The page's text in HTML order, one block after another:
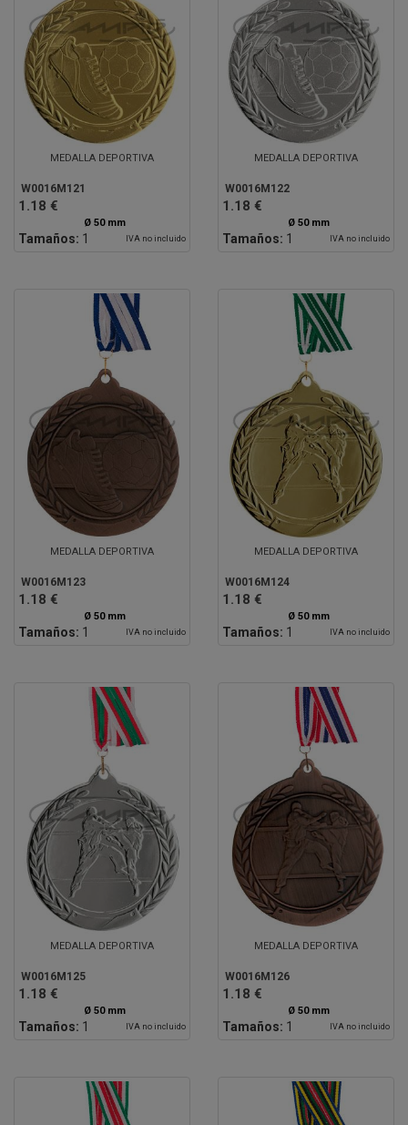
MEDALLA DEPORTIVA
W0016M121
1.18 €
Ø 50 mm
Tamaños: 1 IVA no incluido
MEDALLA DEPORTIVA
W0016M122
1.18 €
Ø 50 mm
Tamaños: 1 IVA no incluido
MEDALLA DEPORTIVA
W0016M123
1.18 €
Ø 50 mm
Tamaños: 1 IVA no incluido
MEDALLA DEPORTIVA
W0016M124
1.18 €
Ø 50 mm
Tamaños: 1 IVA no incluido
MEDALLA DEPORTIVA
W0016M125
1.18 €
Ø 50 mm
Tamaños: 1 IVA no incluido
MEDALLA DEPORTIVA
W0016M126
1.18 €
Ø 50 mm
Tamaños: 1 IVA no incluido